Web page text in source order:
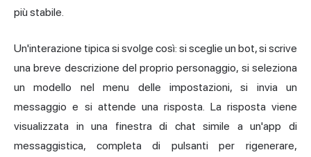
più stabile.
Un'interazione tipica si svolge così: si sceglie un bot, si scrive
una breve descrizione del proprio personaggio, si seleziona
un modello nel menu delle impostazioni, si invia un
messaggio e si attende una risposta. La risposta viene
visualizzata in una finestra di chat simile a un'app di
messaggistica, completa di pulsanti per rigenerare,